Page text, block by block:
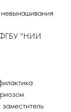
невынашивания
ФГБУ "НИИ
заместитель